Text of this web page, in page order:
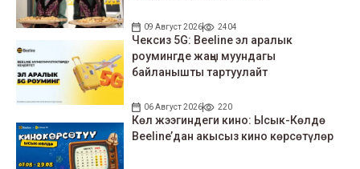
09 Август 2026 2404
Чексиз 5G: Beeline эл аралык
роумингде жаңы муундагы
байланышты тартуулайт
06 Август 2026 220
Көл жээгиндеги кино: Ысык-Көлдө
Beeline’дан акысыз кино көрсөтүлөр